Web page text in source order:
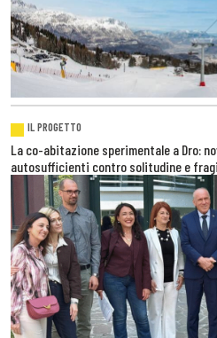
IL PROGETTO
La co-abitazione sperimentale a Dro:
autosufficienti contro solitudine e